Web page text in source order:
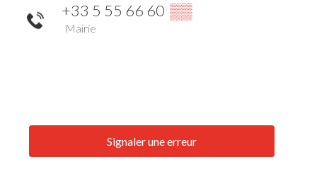
+33 5 55 66 60 ▒▒
Mairie
Signaler une erreur